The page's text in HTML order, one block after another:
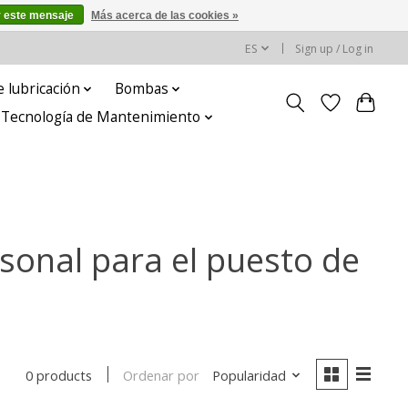
ES Sign up / Log in
lubricación
Bombas
de Mantenimiento
para el puesto de
0 products Ordenar por Popularidad
este mensaje Más acerca de las cookies »